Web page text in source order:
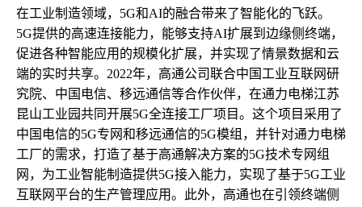
在工业制造领域，5G和AI的融合带来了智能化的飞跃。
5G提供的高速连接能力，能够支持AI扩展到边缘侧终端，
促进各种智能应用的规模化扩展，并实现了情景数据和云
端的实时共享。2022年，高通公司联合中国工业互联网研
究院、中国电信、移远通信等合作伙伴，在通力电梯江苏
昆山工业园共同开展5G全连接工厂项目。这个项目采用了
中国电信的5G专网和移远通信的5G模组，并针对通力电梯
工厂的需求，打造了基于高通解决方案的5G技术专网组
网，为工业智能制造提供5G接入能力，实现了基于5G工业
互联网平台的生产管理应用。此外，高通也在引领终端侧